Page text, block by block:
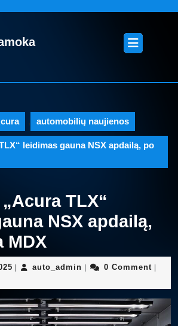
Open
Button
, automobilių naujienos
leidimas gauna NSX apdailą, po
TLX“
NSX apdailą,
MDX
30
2025
auto_admin auto_admin
0 Comment